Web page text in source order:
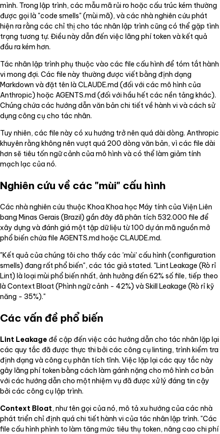
mình. Trong lập trình, các mẫu mã rủi ro hoặc cấu trúc kém thường
được gọi là "code smells" (mùi mã), và các nhà nghiên cứu phát
hiện ra rằng các chỉ thị cho tác nhân lập trình cũng có thể gặp tình
trạng tương tự. Điều này dẫn đến việc lãng phí token và kết quả
đầu ra kém hơn.
Tác nhân lập trình phụ thuộc vào các file cấu hình để tóm tắt hành
vi mong đợi. Các file này thường được viết bằng định dạng
Markdown và đặt tên là CLAUDE.md (đối với các mô hình của
Anthropic) hoặc AGENTS.md (đối với hầu hết các nền tảng khác).
Chúng chứa các hướng dẫn văn bản chi tiết về hành vi và cách sử
dụng công cụ cho tác nhân.
Tuy nhiên, các file này có xu hướng trở nên quá dài dòng. Anthropic
khuyên rằng không nên vượt quá 200 dòng văn bản, vì các file dài
hơn sẽ tiêu tốn ngữ cảnh của mô hình và có thể làm giảm tính
mạch lạc của nó.
Nghiên cứu về các "mùi" cấu hình
Các nhà nghiên cứu thuộc Khoa Khoa học Máy tính của Viện Liên
bang Minas Gerais (Brazil) gần đây đã phân tích 532.000 file để
xây dựng và đánh giá một tập dữ liệu từ 100 dự án mã nguồn mở
phổ biến chứa file AGENTS.md hoặc CLAUDE.md.
"Kết quả của chúng tôi cho thấy các 'mùi' cấu hình (configuration
smells) đang rất phổ biến", các tác giả stated. "Lint Leakage (Rò rỉ
Lint) là loại mùi phổ biến nhất, ảnh hưởng đến 62% số file, tiếp theo
là Context Bloat (Phình ngữ cảnh - 42%) và Skill Leakage (Rò rỉ kỹ
năng - 35%)."
Các vấn đề phổ biến
Lint Leakageđề cập đến việc các hướng dẫn cho tác nhân lặp lại
các quy tắc đã được thực thi bởi các công cụ linting, trình kiểm tra
định dạng và công cụ phân tích tĩnh. Việc lặp lại các quy tắc này
gây lãng phí token bằng cách làm gánh nặng cho mô hình cơ bản
với các hướng dẫn cho một nhiệm vụ đã được xử lý đáng tin cậy
bởi các công cụ lập trình.
Context Bloat, như tên gọi của nó, mô tả xu hướng của các nhà
phát triển chỉ định quá chi tiết hành vi của tác nhân lập trình. "Các
file cấu hình phình to làm tăng mức tiêu thụ token, nâng cao chi phí